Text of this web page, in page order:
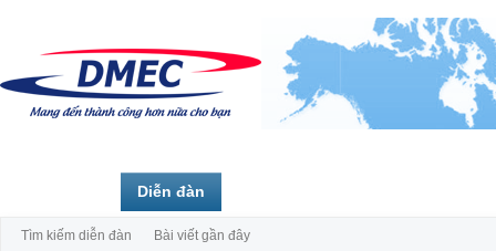
Diễn đàn
Tìm kiếm diễn đàn Bài viết gần đây